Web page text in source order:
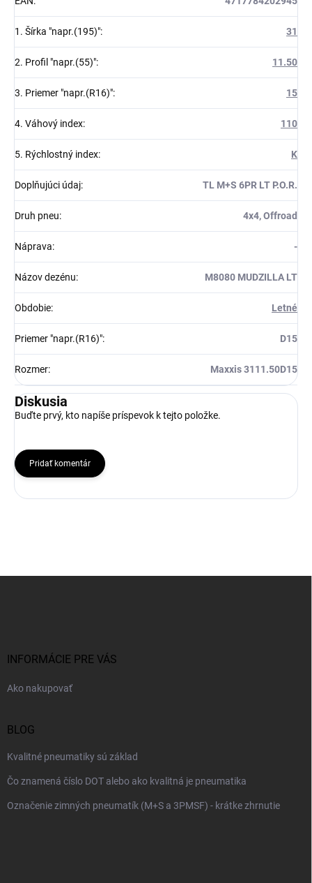
1. Šírka "napr.(195)": 31
2. Profil "napr.(55)": 11.50
3. Priemer "napr.(R16)": 15
4. Váhový index: 110
5. Rýchlostný index: K
Doplňujúci údaj: TL M+S 6PR LT P.O.R.
Druh pneu: 4x4, Offroad
Náprava: -
Názov dezénu: M8080 MUDZILLA LT
Obdobie: Letné
Priemer "napr.(R16)": D15
Rozmer: Maxxis 3111.50D15
Diskusia
Buďte prvý, kto napíše príspevok k tejto položke.
Pridať komentár
INFORMÁCIE PRE VÁS
Ako nakupovať
BLOG
Kvalitné pneumatiky sú základ
Čo znamená číslo DOT alebo ako kvalitná je pneumatika
Označenie zimných pneumatík (M+S a 3PMSF) - krátke zhrnutie